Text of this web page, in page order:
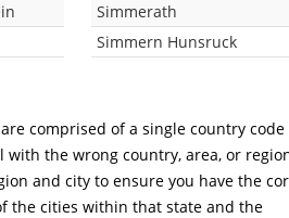
Simmerath
Simmern Hunsruck
are comprised of a single country code
the wrong country, area, or
and city to ensure you have the
the cities within that state and the